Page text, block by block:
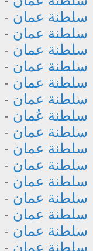
سلطنة عمان -
سلطنة عمان -
سلطنة عمان -
سلطنة عمان -
سلطنة عمان -
سلطنة عمان -
سلطنة عُمان -
سلطنة عمان -
سلطنة عمان -
سلطنة عمان -
سلطنة عمان -
سلطنة عمان -
سلطنة عمان -
سلطنة عمان -
سلطنة عمان -